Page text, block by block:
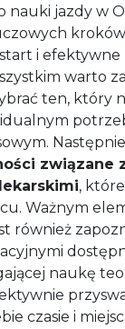
nauki jazdy w
i efektywne
warto
ten, który
związane
,
Ważnym
również
naukę
czasie i